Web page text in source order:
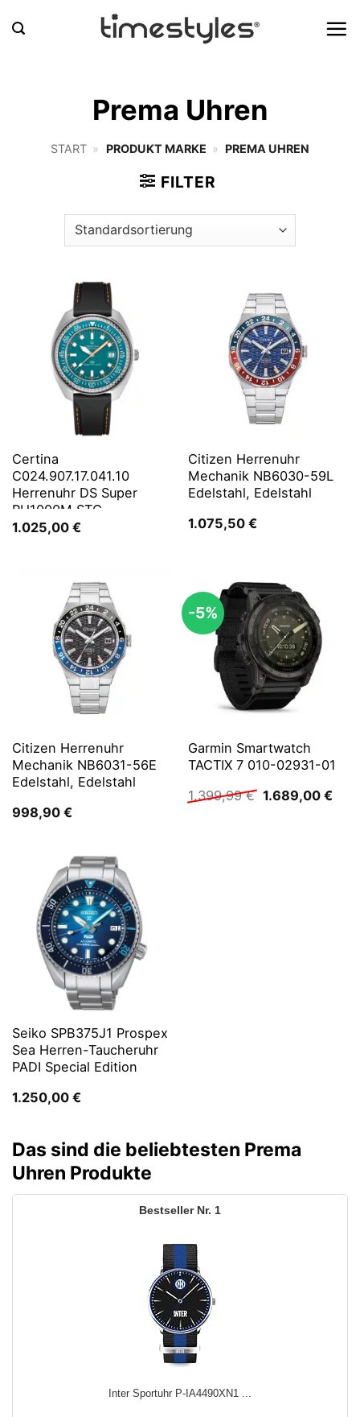
Inhalt
Prema Uhren
START » PRODUKT MARKE » PREMA UHREN
FILTER
Certina
C024.907.17.041.10
Herrenuhr DS Super
PH1000M STC
1.025,00 €
Citizen Herrenuhr
Mechanik NB6030-59L
Edelstahl, Edelstahl
1.075,50 €
Citizen Herrenuhr
Mechanik NB6031-56E
Edelstahl, Edelstahl
998,90 €
-5%
Garmin Smartwatch
TACTIX 7 010-02931-01
1.399,99€ Ursprünglicher
1.689,00 €
Seiko SPB375J1 Prospex
Sea Herren-Taucheruhr
PADI Special Edition
1.250,00 €
Das sind die beliebtesten Prema
Uhren Produkte
1
Inter Sportuhr P-IA4490XN1 ...